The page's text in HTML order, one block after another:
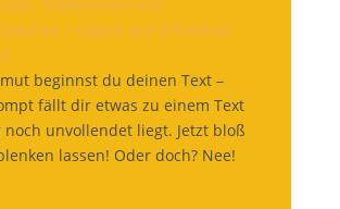
beginnst du deinen Text –
fällt dir etwas zu einem Text
noch unvollendet liegt. Jetzt bloß
lassen! Oder doch? Nee!